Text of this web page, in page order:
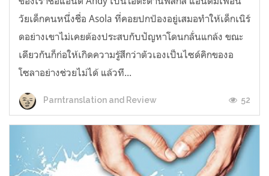
วัยเด็กคนหนึ่งชื่อ Asola ที่คอยปกป้องอยู่เสมอทำให้เด็กเนิร์
ดอย่างเขาไม่เคยต้องประสบกับปัญหาโดนกลั่นแกล้ง ขณะ
เดียวกันก็ก่อให้เกิดความรู้สึกว่าตัวเองเป็นไซด์คิกของอ
โซลาอย่างช่วยไม่ได้ แล้วที...
Parntranslation and Review 52